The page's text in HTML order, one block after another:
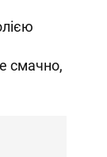
смачно,